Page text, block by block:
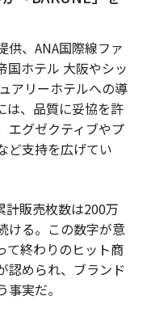
供、ANA国際線ファ
国ホテル 大阪やシッ
アリーホテルへの導
は、品質に妥協を許
エグゼクティブやプ
ど支持を広げてい
計販売枚数は200万
ける。この数字が意
て終わりのヒット商
認められ、ブランド
実だ。